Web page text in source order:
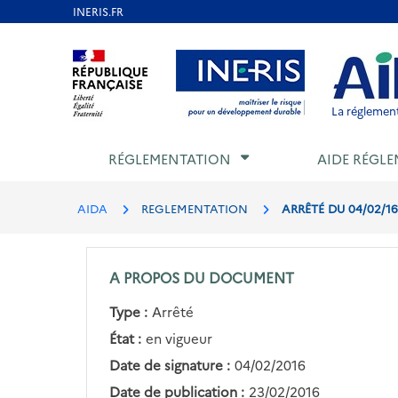
Aller au contenu Aller au menu Aller au
La
RÉGLEMENTATION AIDE
AIDA REGLEMENTATION ARRÊTÉ DU 04/02/
A PROPOS DU DOCUMENT
Type : Arrêté
État : en vigueur
Date de signature : 04/02/2016
Date de publication : 23/02/2016